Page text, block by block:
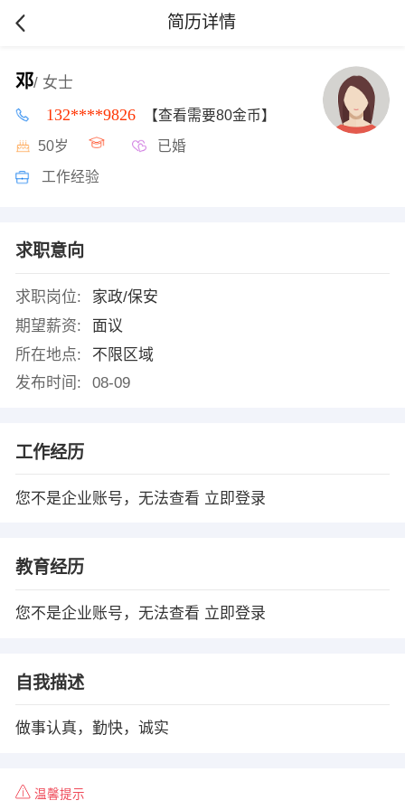
简历详情
邓/ 女士
132****9826 【查看需要80金币】
50岁 已婚
工作经验
求职意向
求职岗位:
家政/保安
期望薪资:
面议
所在地点:
不限区域
发布时间:
08-09
工作经历
您不是企业账号，无法查看 立即登录
教育经历
您不是企业账号，无法查看 立即登录
自我描述
做事认真，勤快，诚实
温馨提示